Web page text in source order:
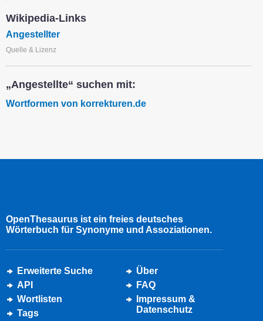
Wikipedia-Links
Angestellter
Quelle & Lizenz
„Angestellte“ suchen mit:
Wortformen von korrekturen.de
OpenThesaurus ist ein freies deutsches
Wörterbuch für Synonyme und Assoziationen.
Erweiterte Suche
API
Wortlisten
Tags
Über
FAQ
Impressum &
Datenschutz